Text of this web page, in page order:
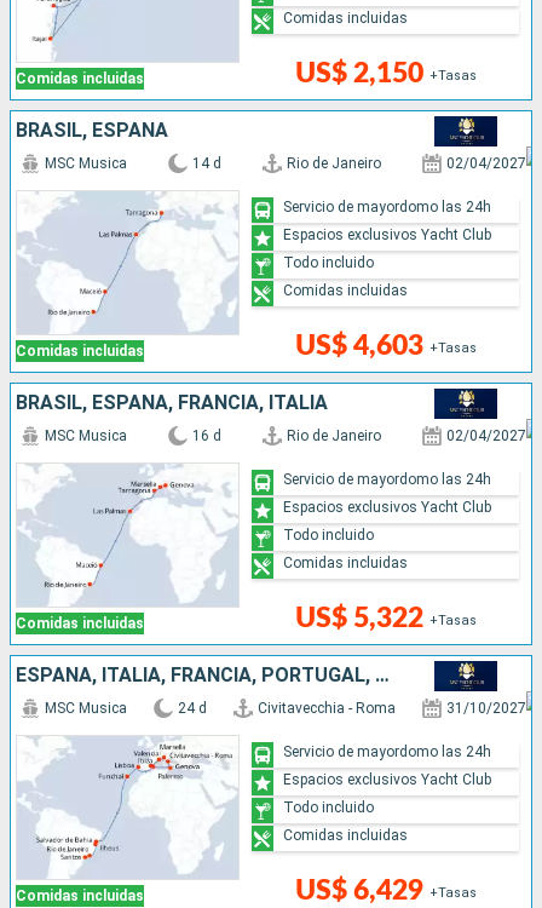
Comidas incluidas US$ 2,150 +Tasas
Comidas incluidas
BRASIL, ESPAÑA
Comidas incluidas
MSC Musica 14 d Rio de Janeiro 02/04/2027
US$ 4,603 +Tasas
Servicio de mayordomo las 24h
Espacios exclusivos Yacht Club
Todo incluido
Comidas incluidas
BRASIL, ESPAÑA, FRANCIA, ITALIA
Comidas incluidas
MSC Musica 16 d Rio de Janeiro 02/04/2027
US$ 5,322 +Tasas
Servicio de mayordomo las 24h
Espacios exclusivos Yacht Club
Todo incluido
Comidas incluidas
ESPAÑA, ITALIA, FRANCIA, PORTUGAL, BRASIL
Comidas incluidas
MSC Musica 24 d Civitavecchia - Roma 31/10/2027
US$ 6,429 +Tasas
Servicio de mayordomo las 24h
Espacios exclusivos Yacht Club
Todo incluido
Comidas incluidas